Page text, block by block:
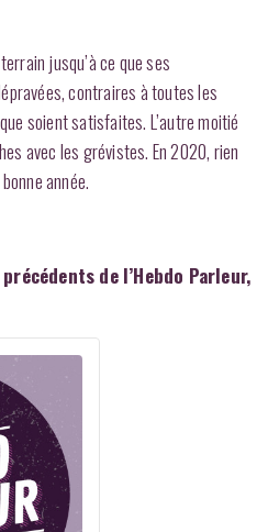
jusqu’à ce que ses
contraires à toutes les
soient satisfaites. L’autre moitié
avec les grévistes. En 2020, rien
année.
de l’Hebdo Parleur,